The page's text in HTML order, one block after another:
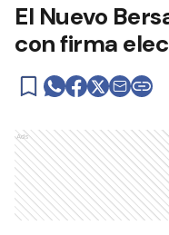
El Nuevo
con firma
Ads